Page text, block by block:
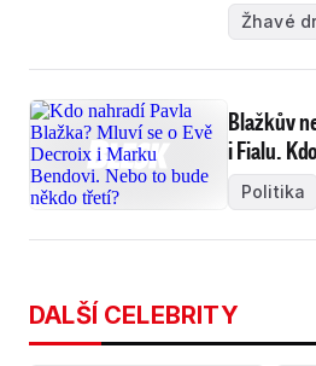
Žhavé
Blažkův
i Fialu.
Politika
DALŠÍ CELEBRITY